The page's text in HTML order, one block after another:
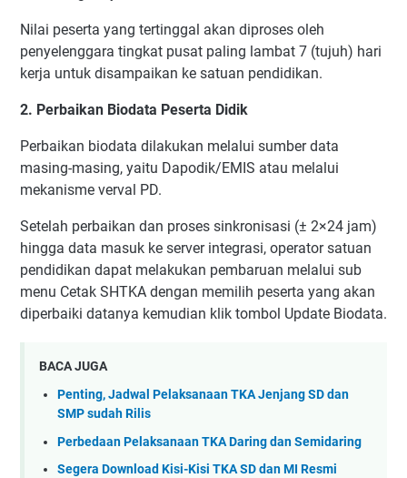
Nilai peserta yang tertinggal akan diproses oleh
penyelenggara tingkat pusat paling lambat 7 (tujuh) hari
kerja untuk disampaikan ke satuan pendidikan.
2. Perbaikan Biodata Peserta Didik
Perbaikan biodata dilakukan melalui sumber data
masing-masing, yaitu Dapodik/EMIS atau melalui
mekanisme verval PD.
Setelah perbaikan dan proses sinkronisasi (± 2×24 jam)
hingga data masuk ke server integrasi, operator satuan
pendidikan dapat melakukan pembaruan melalui sub
menu Cetak SHTKA dengan memilih peserta yang akan
diperbaiki datanya kemudian klik tombol Update Biodata.
BACA JUGA
Penting, Jadwal Pelaksanaan TKA Jenjang SD dan
SMP sudah Rilis
Perbedaan Pelaksanaan TKA Daring dan Semidaring
Segera Download Kisi-Kisi TKA SD dan MI Resmi